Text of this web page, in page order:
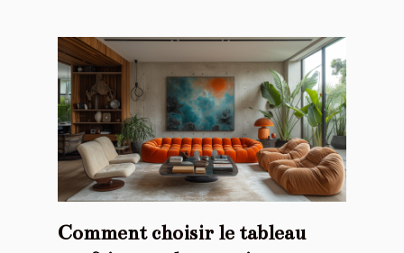
Comment choisir le tableau